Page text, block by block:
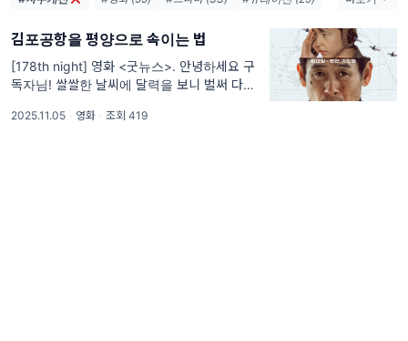
#웹툰 (12)
#넷플릭스 (7)
#SF (6)
#케데헌 (5)
#케이팝 (4)
#인터뷰 (4)
#오스카 (4)
#청춘 (4)
#AI (4)
김포공항을 평양으로 속이는 법
[178th night] 영화 <굿뉴스>. 안녕하세요 구
독자님! 쌀쌀한 날씨에 달력을 보니 벌써 다음
조상님들의 지혜가 담겨있는 절기처럼 항상 이
2025.11.05 · 영화 · 조회 419